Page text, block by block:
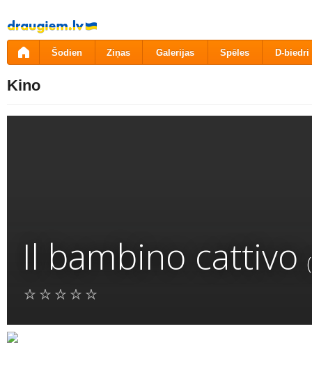
Pāriet
uz
saturu
Šodien Ziņas Galerijas Spēles D-biedri
Kino
Il bambino cattivo